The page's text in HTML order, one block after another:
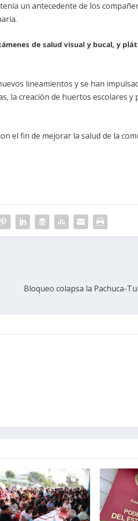
un antecedente de los
de salud visual y bucal, y
lineamientos y se han
la creación de huertos escolares y
el fin de mejorar la salud de la
Bloqueo colapsa la Pachuca-